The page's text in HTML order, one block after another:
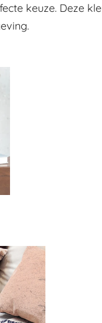
keuze. Deze